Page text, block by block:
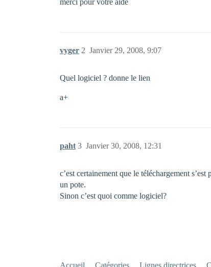
merci pour votre aide
vyger Janvier 29, 2008, 9:07
2
Quel logiciel ? donne le lien
a+
paht Janvier 30, 2008, 12:31
3
c’est certainement que le téléchargement
un pote.
Sinon c’est quoi comme logiciel?
Accueil Catégories Lignes directrices